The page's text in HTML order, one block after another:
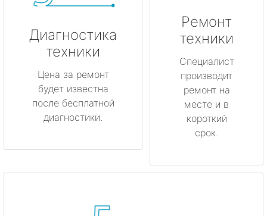
Диагностика
техники
Цена за ремонт
будет известна
после бесплатной
диагностики.
Ремонт
техники
Специалист
производит
ремонт на
месте и в
короткий
срок.